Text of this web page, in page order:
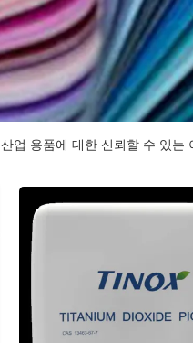
산업 용품에 대한 신뢰할 수 있는